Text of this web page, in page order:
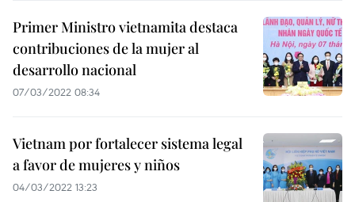
Primer Ministro vietnamita destaca
contribuciones de la mujer al
desarrollo nacional
07/03/2022 08:34
Vietnam por fortalecer sistema legal
a favor de mujeres y niños
04/03/2022 13:23